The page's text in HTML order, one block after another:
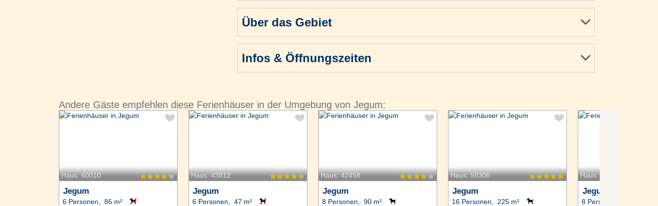
Über das Gebiet
Infos & Öffnungszeiten
Andere Gäste empfehlen diese Ferienhäuser in der Umgebung von Jegum:
Haus: 60010
Jegum
6 Personen, 86 m²
Haus: 43812
Jegum
6 Personen, 47 m²
Haus: 42458
Jegum
8 Personen, 90 m²
Haus: 59306
Jegum
16 Personen, 225 m²
Haus: 8517
Jegum
8 Personen, 120 m²